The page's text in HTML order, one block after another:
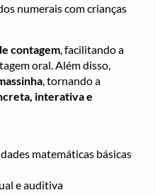
numerais com crianças
contagem, facilitando a
oral. Além disso,
, tornando a
interativa e
matemáticas básicas
e auditiva